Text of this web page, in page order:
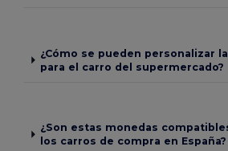
¿Cómo se pueden personalizar
para el carro del supermercado?
¿Son estas monedas
los carros de compra en España?